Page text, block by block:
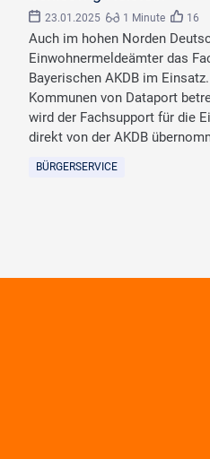
23.01.2025 1 Minute 16
Auch im hohen Norden
Einwohnermeldeämter das
Bayerischen AKDB im
Kommunen von Dataport
wird der Fachsupport für die
direkt von der AKDB
BÜRGERSERVICE